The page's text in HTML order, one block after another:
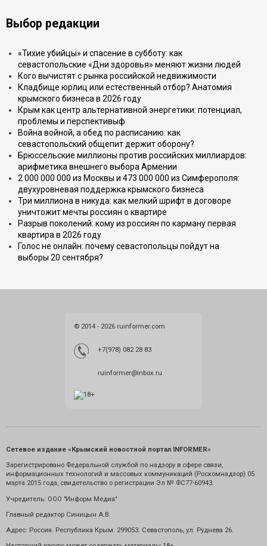
Выбор редакции
«Тихие убийцы» и спасение в субботу: как
севастопольские «Дни здоровья» меняют жизни людей
Кого вычистят с рынка российской недвижимости
Кладбище юрлиц или естественный отбор? Анатомия
крымского бизнеса в 2026 году
Крым как центр альтернативной энергетики: потенциал,
проблемы и перспективыф
Война войной, а обед по расписанию: как
севастопольский общепит держит оборону?
Брюссельские миллионы против российских миллиардов:
арифметика внешнего выбора Армении
2 000 000 000 из Москвы и 473 000 000 из Симферополя:
двухуровневая поддержка крымского бизнеса
Три миллиона в никуда: как мелкий шрифт в договоре
уничтожит мечты россиян о квартире
Разрыв поколений: кому из россиян по карману первая
квартира в 2026 году
Голос не онлайн: почему севастопольцы пойдут на
выборы 20 сентября?
© 2014 - 2026 ruinformer.com
+7(978) 082 28 83
ruinformer@inbox.ru
Сетевое издание «Крымский новостной портал INFORMER»
Зарегистрировано Федеральной службой по надзору в сфере связи,
информационных технологий и массовых коммуникаций (Роскомнадзор) 05
марта 2015 года, свидетельство о регистрации Эл № ФС77-60943.
Учредитель: ООО "Информ Медиа"
Главный редактор Синицын А.В.
Адрес: Россия. Республика Крым. 299053. Севастополь, ул. Руднева 26.